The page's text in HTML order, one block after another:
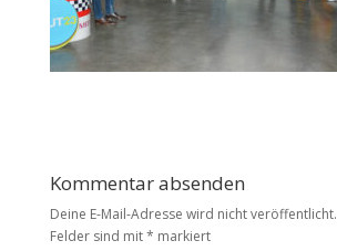
Kommentar absenden
Deine E-Mail-Adresse wird nicht veröffentlicht.
Felder sind mit* markiert